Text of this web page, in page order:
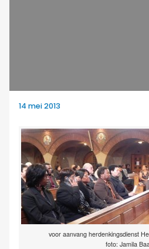
14 mei 2013
voor aanvang herdenkingsdienst
foto: Jamila